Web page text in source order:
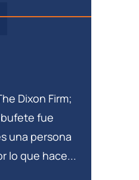
Dixon Firm;
fue
una persona
lo que hace...